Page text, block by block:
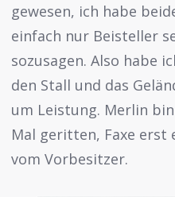
gewesen, ich habe
einfach nur Beisteller
sozusagen. Also habe
den Stall und das
um Leistung. Merlin
Mal geritten, Faxe erst
vom Vorbesitzer.